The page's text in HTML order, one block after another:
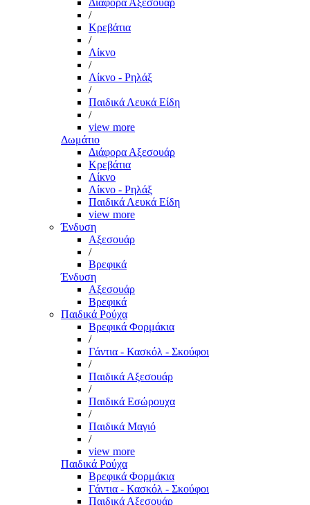
Διάφορα Αξεσουάρ
/
Κρεβάτια
/
Λίκνο
/
Λίκνο - Ρηλάξ
/
Παιδικά Λευκά Είδη
/
view more
Δωμάτιο
Διάφορα Αξεσουάρ
Κρεβάτια
Λίκνο
Λίκνο - Ρηλάξ
Παιδικά Λευκά Είδη
view more
Ένδυση
Αξεσουάρ
/
Βρεφικά
Ένδυση
Αξεσουάρ
Βρεφικά
Παιδικά Ρούχα
Βρεφικά Φορμάκια
/
Γάντια - Κασκόλ - Σκούφοι
/
Παιδικά Αξεσουάρ
/
Παιδικά Εσώρουχα
/
Παιδικά Μαγιό
/
view more
Παιδικά Ρούχα
Βρεφικά Φορμάκια
Γάντια - Κασκόλ - Σκούφοι
Παιδικά Αξεσουάρ